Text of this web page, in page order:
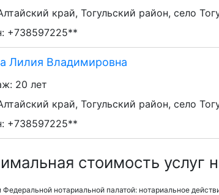
край, Тогульский район, село
+738597225**
Лилия Владимировна
20 лет
край, Тогульский район, село
+738597225**
стоимость услуг
нотариальной палатой: нотариальное